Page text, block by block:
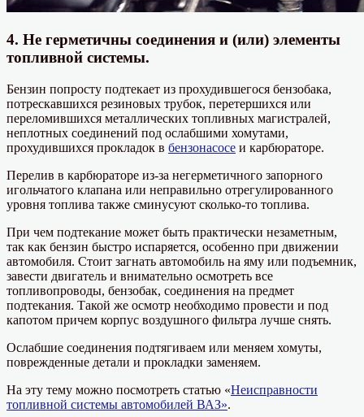
4. Не герметичны соединения и (или) элементы
топливной системы.
Бензин попросту подтекает из прохудившегося бензобака,
потрескавшихся резиновых трубок, перетершихся или
переломившихся металлических топливных магистралей,
неплотных соединений под ослабшими хомутами,
прохудившихся прокладок в бензонасосе и карбюраторе.
Перелив в карбюраторе из-за негерметичного запорного
игольчатого клапана или неправильно отрегулированного
уровня топлива также сминусуют сколько-то топлива.
При чем подтекание может быть практически незаметным,
так как бензин быстро испаряется, особенно при движении
автомобиля. Стоит загнать автомобиль на яму или подъемник,
завести двигатель и внимательно осмотреть все
топливопроводы, бензобак, соединения на предмет
подтекания. Такой же осмотр необходимо провести и под
капотом причем корпус воздушного фильтра лучше снять.
Ослабшие соединения подтягиваем или меняем хомуты,
поврежденные детали и прокладки заменяем.
На эту тему можно посмотреть статью «Неисправности
топливной системы автомобилей ВАЗ».